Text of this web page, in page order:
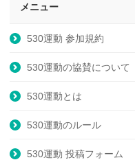
メニュー
530運動 参加規約
530運動の協賛について
530運動とは
530運動のルール
530運動 投稿フォーム